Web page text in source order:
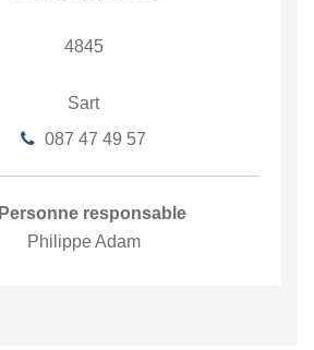
4845
Sart
087 47 49 57
Personne responsable
Philippe Adam